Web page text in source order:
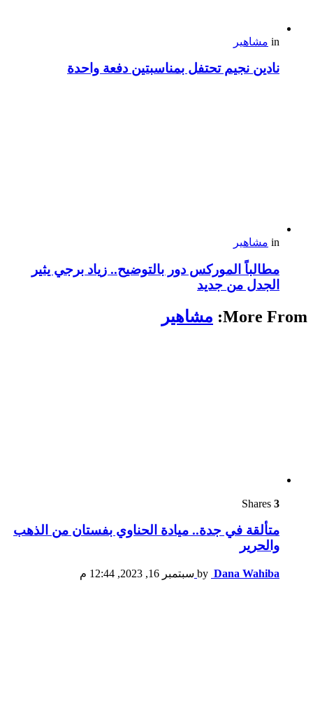
in مشاهير
نادين نجيم تحتفل بمناسبتين دفعة واحدة
in مشاهير
مطالباً الموركس دور بالتوضيح.. زياد برجي يثير
الجدل من جديد
More From: مشاهير
3
متألقة في جدة.. ميادة الحناوي بفستان من الذهب
والحرير
by Dana Wahiba سبتمبر 16, 2023, 12:44 م